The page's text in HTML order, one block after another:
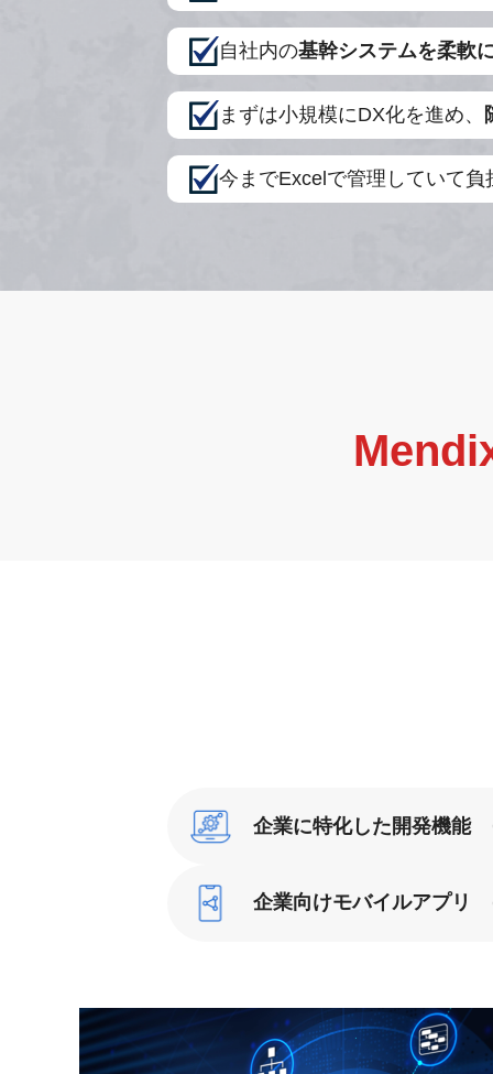
自社内の基幹システムを柔軟
まずは小規模にDX化を進め、
今までExcelで管理していて負
企業に特化した開発機能
企業向けモバイルアプリ